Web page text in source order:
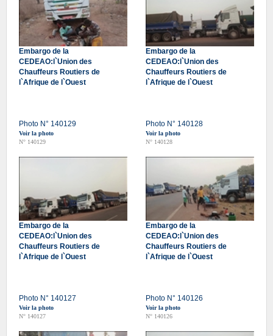
Embargo de la
CEDEAO:l`Union des
Chauffeurs Routiers de
l`Afrique de l`Ouest
Photo N° 140129
Voir la photo
N° 140129
Embargo de la
CEDEAO:l`Union des
Chauffeurs Routiers de
l`Afrique de l`Ouest
Photo N° 140128
Voir la photo
N° 140128
Embargo de la
CEDEAO:l`Union des
Chauffeurs Routiers de
l`Afrique de l`Ouest
Photo N° 140127
Voir la photo
N° 140127
Embargo de la
CEDEAO:l`Union des
Chauffeurs Routiers de
l`Afrique de l`Ouest
Photo N° 140126
Voir la photo
N° 140126